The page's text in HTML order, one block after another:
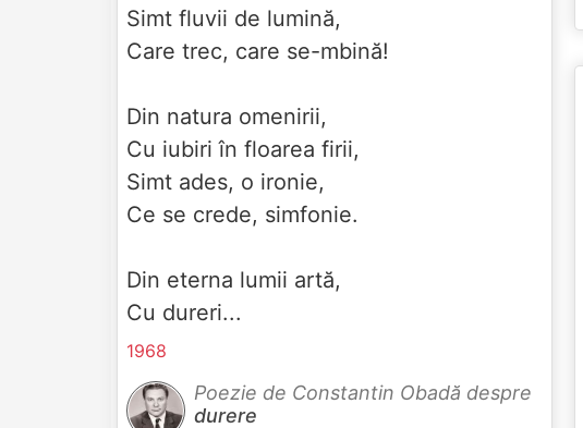
Simt fluvii de lumină,
Care trec, care se-mbină!
Din natura omenirii,
Cu iubiri în floarea firii,
Simt ades, o ironie,
Ce se crede, simfonie.
Din eterna lumii artă,
Cu dureri...
1968
Poezie de Constantin Obadă despre
durere